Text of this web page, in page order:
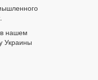
нашем
Украины